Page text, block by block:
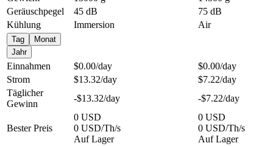
Geräuschpegel
45 dB
75 dB
Kühlung
Immersion Air
Tag
Monat
Jahr
Einnahmen $0.00/day $0.00/day
Strom
$13.32/day $7.22/day
Täglicher
Gewinn
-$13.32/day -$7.22/day
Bester Preis
0 USD
0 USD/Th/s
Auf Lager
0 USD
0 USD/Th/s
Auf Lager